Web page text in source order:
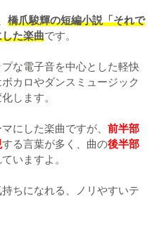
橋爪駿輝の短編小説「それで
た楽曲です。
な電子音を中心とした軽快
カロやダンスミュージック
します。
にした楽曲ですが、 前半部
する言葉が多く、曲の後半部
いますよ。
ちになれる、ノリやすいテ